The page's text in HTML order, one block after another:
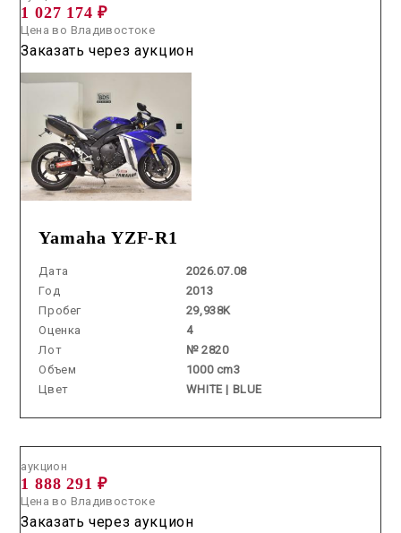
Yamaha YZF-R1
Дата
2026.07.08
Год
2013
Пробег
29,938K
Оценка
4
Лот
№ 2820
Объем
1000 cm3
Цвет
WHITE | BLUE
1 027 174 ₽
Цена во Владивостоке
Заказать через аукцион
аукцион
1 888 291 ₽
Цена во Владивостоке
Заказать через аукцион